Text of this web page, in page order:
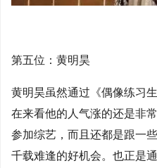
第五位：黄明昊
黄明昊虽然通过《偶像练习
在来看他的人气涨的还是非
参加综艺，而且还都是跟一
千载难逢的好机会。也正是